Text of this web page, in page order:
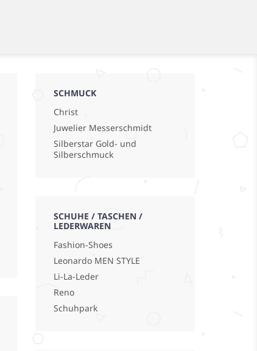
SCHMUCK
Christ
Juwelier Messerschmidt
Silberstar Gold- und
Silberschmuck
SCHUHE / TASCHEN /
LEDERWAREN
Fashion-Shoes
Leonardo MEN STYLE
Li-La-Leder
Reno
Schuhpark